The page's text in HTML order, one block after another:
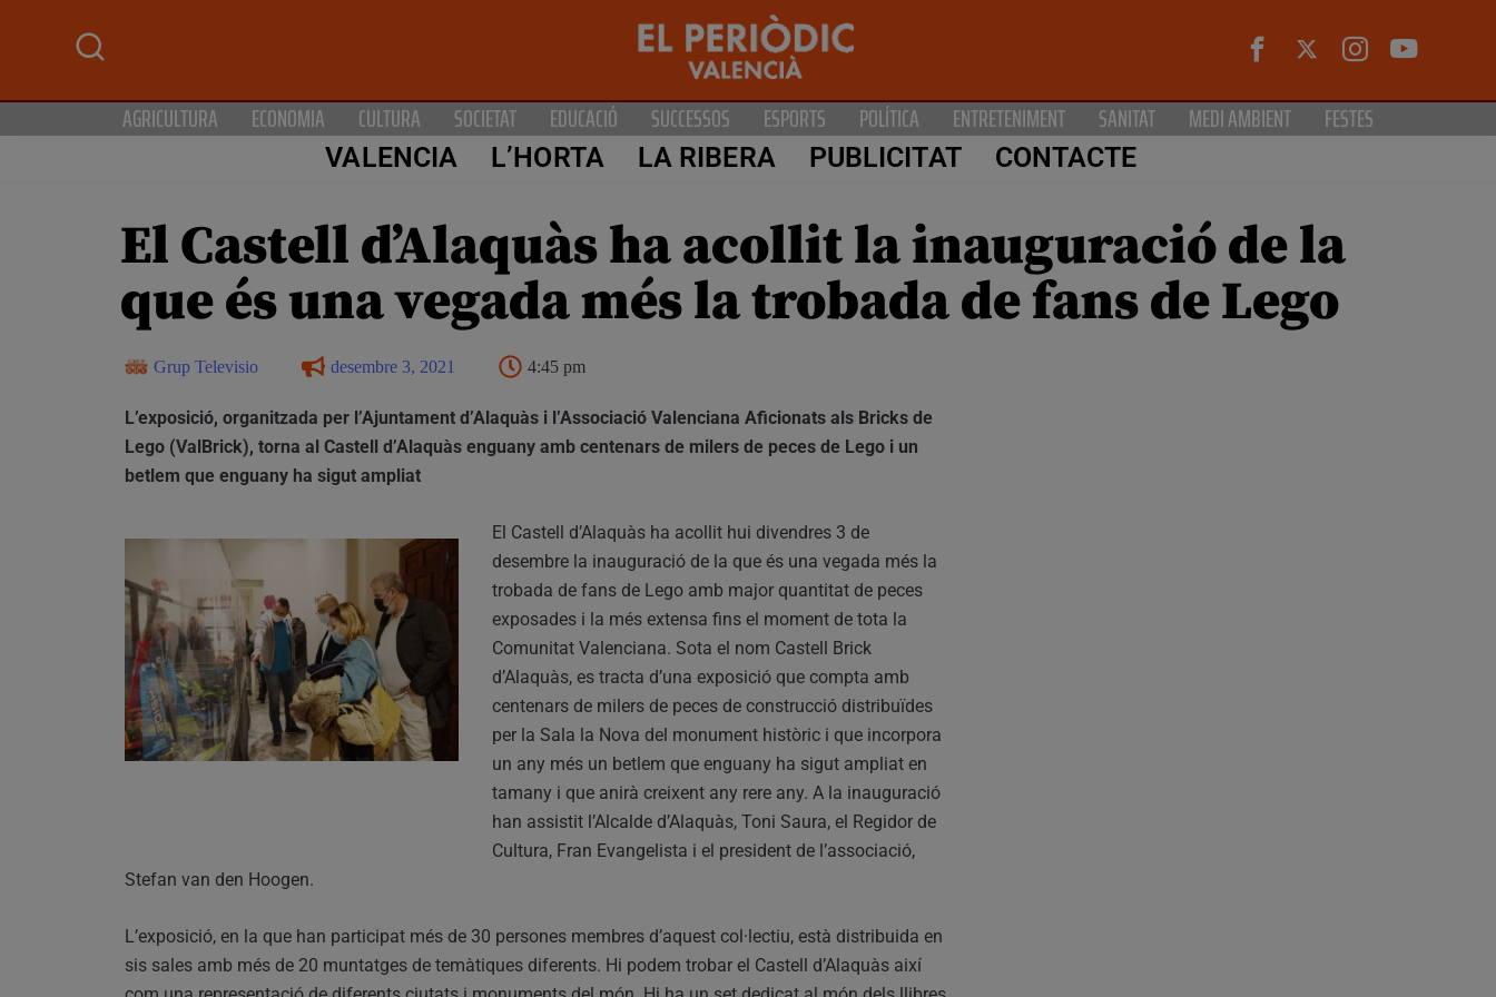
AGRICULTURA ECONOMIA CULTURA SOCIETAT EDUCACIÓ SUCCESSOS ESPORTS POLÍTICA ENTRETENIMENT SANITAT MEDI AMBIENT FESTES
VALENCIA L’HORTA LA RIBERA PUBLICITAT CONTACTE
El Castell d’Alaquàs ha acollit la inauguració de la
que és una vegada més la trobada de fans de Lego
Grup Televisio desembre 3, 2021 4:45 pm
L’exposició, organitzada per l’Ajuntament d’Alaquàs i l’Associació Valenciana Aficionats als Bricks de
Lego (ValBrick), torna al Castell d’Alaquàs enguany amb centenars de milers de peces de Lego i un
betlem que enguany ha sigut ampliat
El Castell d’Alaquàs ha acollit hui divendres 3 de
desembre la inauguració de la que és una vegada més la
trobada de fans de Lego amb major quantitat de peces
exposades i la més extensa fins el moment de tota la
Comunitat Valenciana. Sota el nom Castell Brick
d’Alaquàs, es tracta d’una exposició que compta amb
centenars de milers de peces de construcció distribuïdes
per la Sala la Nova del monument històric i que incorpora
un any més un betlem que enguany ha sigut ampliat en
tamany i que anirà creixent any rere any. A la inauguració
han assistit l’Alcalde d’Alaquàs, Toni Saura, el Regidor de
Cultura, Fran Evangelista i el president de l’associació,
Stefan van den Hoogen.
L’exposició, en la que han participat més de 30 persones membres d’aquest col·lectiu, està distribuida en
sis sales amb més de 20 muntatges de temàtiques diferents. Hi podem trobar el Castell d’Alaquàs així